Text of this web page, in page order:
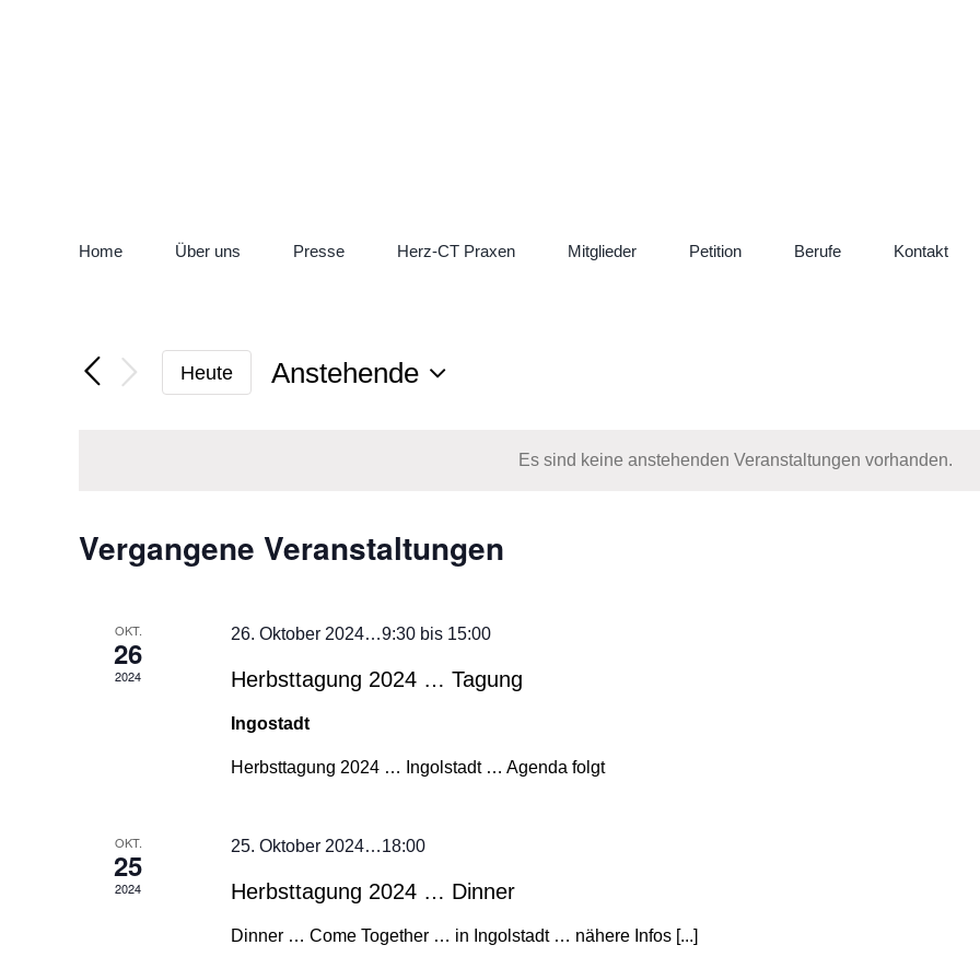
Home Über uns Presse Herz-CT Praxen Mitglieder Petition Berufe Kontakt
Es sind keine anstehenden Veranstaltungen vorhanden.
Heute
Anstehende
Vergangene Veranstaltungen
OKT.
26
2024
26. Oktober 2024…9:30bis 15:00
Herbsttagung 2024 … Tagung
Ingostadt
Herbsttagung 2024 … Ingolstadt … Agenda folgt
OKT.
25
2024
25. Oktober 2024…18:00
Herbsttagung 2024 … Dinner
Dinner … Come Together … in Ingolstadt … nähere Infos [...]